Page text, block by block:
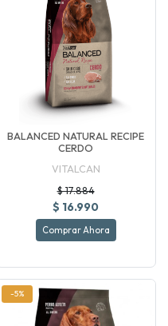
BALANCED NATURAL RECIPE
CERDO
VITALCAN
$ 17.884
$ 16.990
Comprar Ahora
-5%